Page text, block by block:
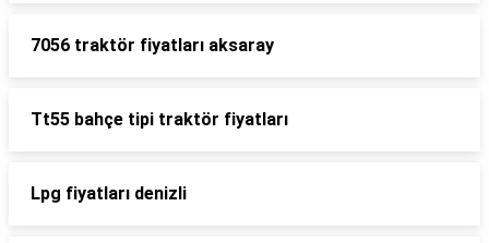
7056 traktör fiyatları aksaray
Tt55 bahçe tipi traktör fiyatları
Lpg fiyatları denizli